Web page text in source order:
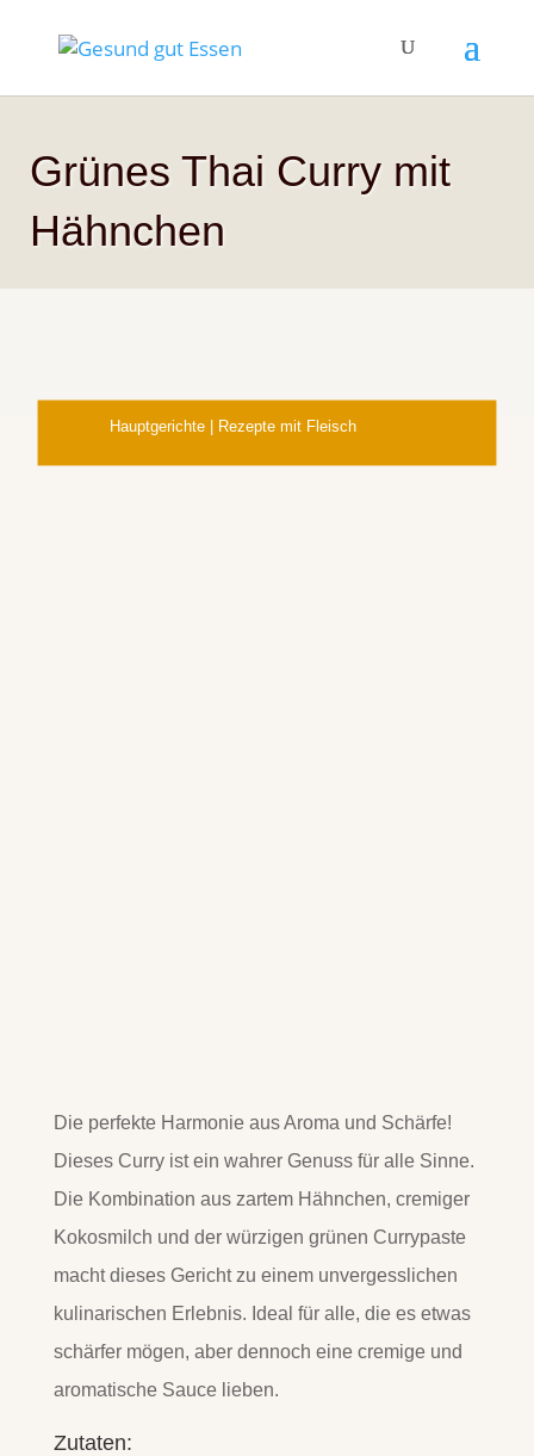
Grünes Thai Curry mit
Hähnchen
Hauptgerichte| Rezepte mit Fleisch
Die perfekte Harmonie aus Aroma und Schärfe!
Dieses Curry ist ein wahrer Genuss für alle Sinne.
Die Kombination aus zartem Hähnchen, cremiger
Kokosmilch und der würzigen grünen Currypaste
macht dieses Gericht zu einem unvergesslichen
kulinarischen Erlebnis. Ideal für alle, die es etwas
schärfer mögen, aber dennoch eine cremige und
aromatische Sauce lieben.
Zutaten: